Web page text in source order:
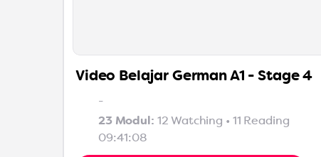
Video Belajar German A1 - Stage 4
-
23 Modul: 12 Watching • 11 Reading
09:41:08